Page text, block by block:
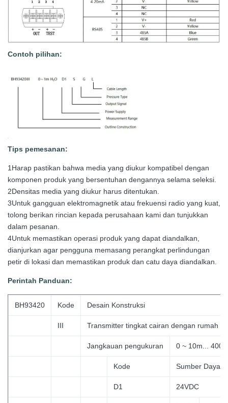
Contoh pilihan:
Tips pemesanan:
1Harap pastikan bahwa media yang diukur kompatibel dengan
komponen produk yang bersentuhan dengannya selama seleksi.
2Densitas media yang diukur harus ditentukan.
3Untuk gangguan elektromagnetik atau frekuensi radio yang kuat,
tolong berikan rincian kepada perusahaan kami dan tunjukkan
dalam pesanan.
4Untuk memastikan operasi produk yang dapat diandalkan,
dianjurkan agar pengguna memasang perangkat perlindungan
petir di lokasi dan memastikan produk dan catu daya diandalkan.
Perintah Panduan:
BH93420 Kode Desain Konstruksi
III Transmitter tingkat cairan dengan rumah
Jangkauan pengukuran 0 ~ 10m...
Kode Sumber Daya
D1 24VDC